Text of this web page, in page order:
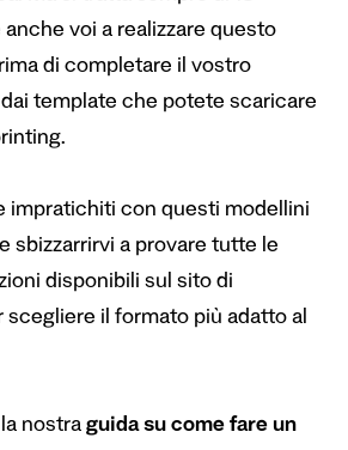
voi a realizzare questo
di completare il vostro
template che potete scaricare
impratichiti con questi modellini
sbizzarrirvi a provare tutte le
disponibili sul sito di
scegliere il formato più adatto al
nostra guida su come fare un